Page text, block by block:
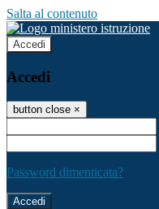
Salta al contenuto
Accedi
Accedi
button close ×
Password dimenticata?